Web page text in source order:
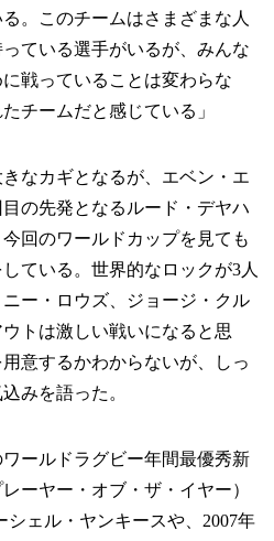
。このチームはさまざまな人
ている選手がいるが、みんな
戦っていることは変わらな
チームだと感じている」
なカギとなるが、エベン・エ
の先発となるルード・デヤハ
回のワールドカップを見ても
ている。世界的なロックが3人
ニー・ロウズ、ジョージ・クル
トは激しい戦いになると思
意するかわからないが、しっ
みを語った。
ールドラグビー年間最優秀新
ーヤー・オブ・ザ・イヤー）
シェル・ヤンキースや、2007年